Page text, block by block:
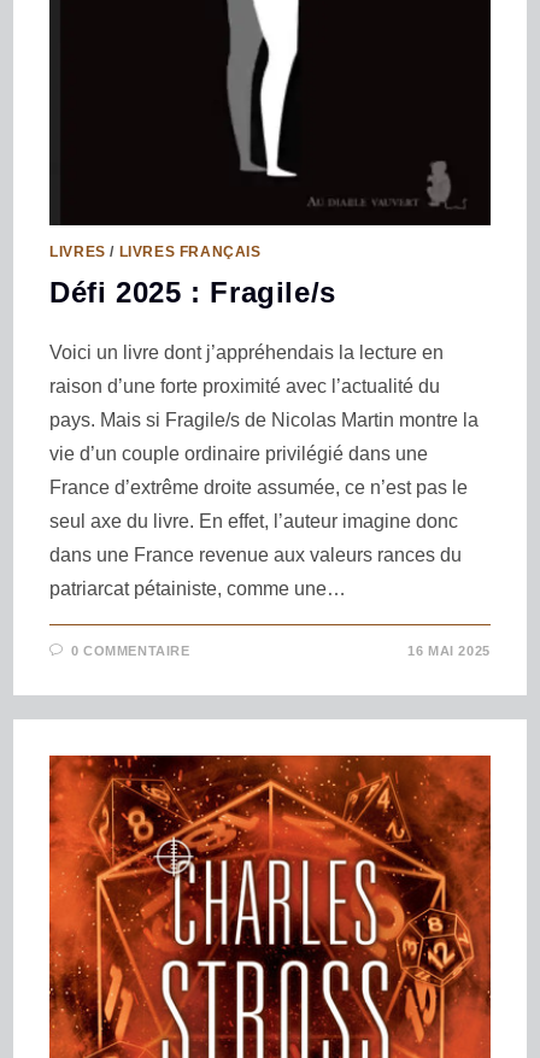
LIVRES / LIVRES FRANÇAIS
Défi 2025 : Fragile/s
Voici un livre dont j’appréhendais la lecture en
raison d’une forte proximité avec l’actualité du
pays. Mais si Fragile/s de Nicolas Martin montre la
vie d’un couple ordinaire privilégié dans une
France d’extrême droite assumée, ce n’est pas le
seul axe du livre. En effet, l’auteur imagine donc
dans une France revenue aux valeurs rances du
patriarcat pétainiste, comme une…
0 COMMENTAIRE 16 MAI 2025